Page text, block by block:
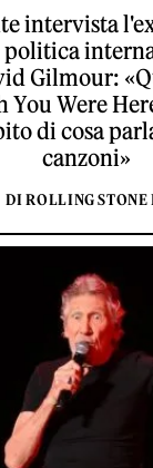
intervista
Gilmour:
You Were
di cosa
canzoni»
DI ROLLING STONE